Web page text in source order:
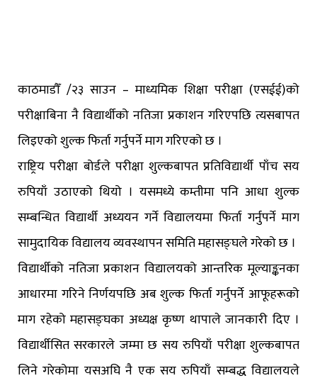
काठमाडौँ /२३ साउन – माध्यमिक शिक्षा परीक्षा (एसईई)को
परीक्षाबिना नै विद्यार्थीको नतिजा प्रकाशन गरिएपछि त्यसबापत
लिइएको शुल्क फिर्ता गर्नुपर्ने माग गरिएको छ ।
राष्ट्रिय परीक्षा बोर्डले परीक्षा शुल्कबापत प्रतिविद्यार्थी पाँच सय
रुपियाँ उठाएको थियो । यसमध्ये कम्तीमा पनि आधा शुल्क
सम्बन्धित विद्यार्थी अध्ययन गर्ने विद्यालयमा फिर्ता गर्नुपर्ने माग
सामुदायिक विद्यालय व्यवस्थापन समिति महासङ्घले गरेको छ ।
विद्यार्थीको नतिजा प्रकाशन विद्यालयको आन्तरिक मूल्याङ्कनका
आधारमा गरिने निर्णयपछि अब शुल्क फिर्ता गर्नुपर्ने आफूहरूको
माग रहेको महासङ्घका अध्यक्ष कृष्ण थापाले जानकारी दिए ।
विद्यार्थीसित सरकारले जम्मा छ सय रुपियाँ परीक्षा शुल्कबापत
लिने गरेकोमा यसअघि नै एक सय रुपियाँ सम्बद्ध विद्यालयले